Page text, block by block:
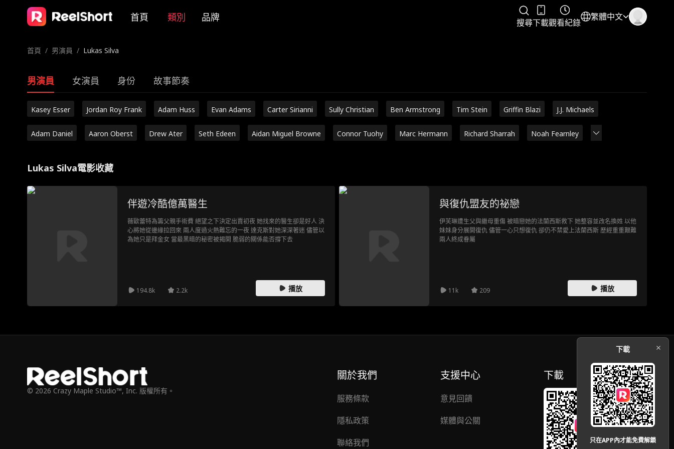
首頁 類別 品牌 搜尋下載觀看紀錄
繁體中文
首頁 / 男演員 / Lukas Silva
男演員 女演員 身份 故事節奏
Kasey Esser Jordan Roy Frank Adam Huss Evan Adams Carter Sirianni Sully Christian Ben Armstrong Tim Stein Griffin Blazi J.J. Michaels
Adam Daniel Aaron Oberst Drew Ater Seth Edeen Aidan Miguel Browne Connor Tuohy Marc Hermann Richard Sharrah Noah Fearnley
Lukas Silva電影收藏
伴遊冷酷億萬醫生
薇歐蕾特為籌父親手術費 絕望之下決定出賣初夜 她找來的醫生卻是好人 決
心將她從邊緣拉回來 兩人度過火熱難忘的一夜 達克斯對她深深著迷 儘管以
為她只是拜金女 當最黑暗的秘密被揭開 脆弱的關係能否撐下去
194.8k 2.2k 播放
與復仇盟友的祕戀
伊芙琳遭生父與繼母重傷 被暗戀她的法蘭西斯救下 她整容並改名換姓 以他
妹妹身分展開復仇 儘管一心只想復仇 卻仍不禁愛上法蘭西斯 歷經重重艱難
兩人終成眷屬
11k 209 播放
© 2026 Crazy Maple Studio™, Inc. 版權所有。
關於我們
服務條款
隱私政策
聯絡我們
支援中心
意見回饋
媒體與公關
下載
下載
只在APP內才能免費解鎖